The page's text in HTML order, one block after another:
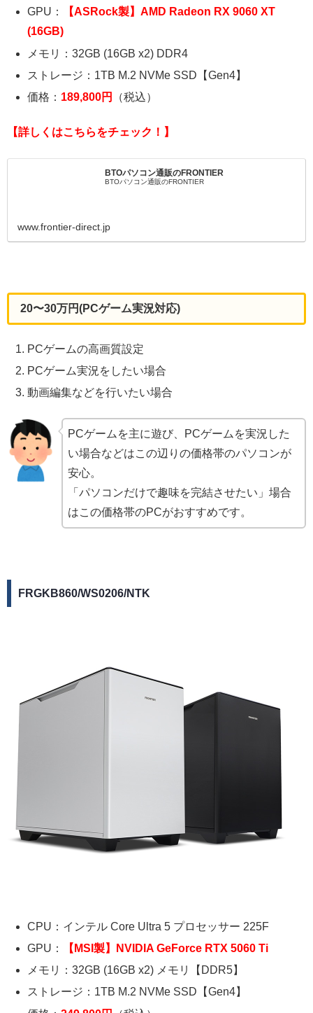
GPU：
【ASRock製】AMD Radeon RX 9060 XT
(16GB)
メモリ：32GB (16GB x2) DDR4
ストレージ：1TB M.2 NVMe SSD【Gen4】
価格： 189,800円 （税込）
【詳しくはこちらをチェック！】
BTOパソコン通販のFRONTIER
BTOパソコン通販のFRONTIER
www.frontier-direct.jp
20〜30万円(PCゲーム実況対応)
PCゲームの高画質設定
PCゲーム実況をしたい場合
動画編集などを行いたい場合
PCゲームを主に遊び、PCゲームを実況した
い場合などはこの辺りの価格帯のパソコンが
安心。
「パソコンだけで趣味を完結させたい」場合
はこの価格帯のPCがおすすめです。
FRGKB860/WS0206/NTK
CPU：インテル Core Ultra 5 プロセッサー 225F
GPU：
【MSI製】NVIDIA GeForce RTX 5060 Ti
メモリ：32GB (16GB x2) メモリ【DDR5】
ストレージ：1TB M.2 NVMe SSD【Gen4】